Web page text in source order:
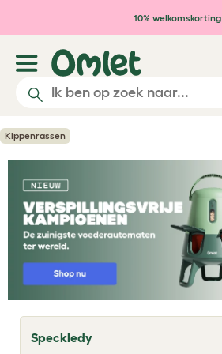
Ga naar de hoofdinhoud
10% welkomskorting
Kippenrassen
Speckledy
T